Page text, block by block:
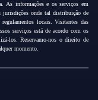
As informações e os serviços em
jurisdições onde tal distribuição de
locais. Visitantes das
serviços está de acordo com os
los. Reservamo-nos o direito de
momento.